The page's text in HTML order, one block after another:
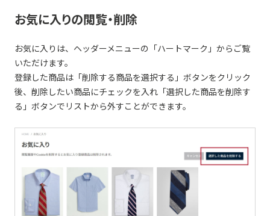
お気に入りの閲覧・削除
お気に入りは、ヘッダーメニューの「ハートマーク」からご覧
いただけます。
登録した商品は「削除する商品を選択する」ボタンをクリック
後、削除したい商品にチェックを入れ「選択した商品を削除す
る」ボタンでリストから外すことができます。